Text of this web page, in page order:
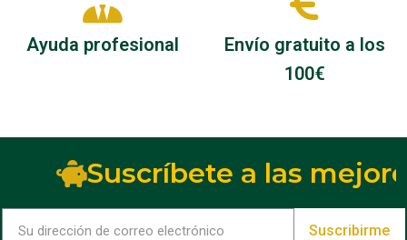
Ayuda profesional
Envío gratuito a los
100€
Suscríbete a las
Suscribirme